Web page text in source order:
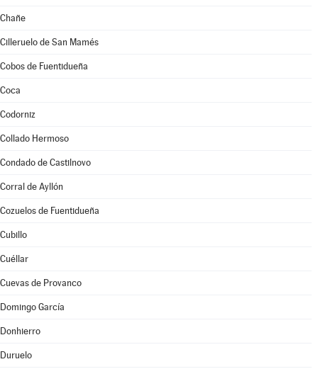
Chañe
Cilleruelo de San Mamés
Cobos de Fuentidueña
Coca
Codorniz
Collado Hermoso
Condado de Castilnovo
Corral de Ayllón
Cozuelos de Fuentidueña
Cubillo
Cuéllar
Cuevas de Provanco
Domingo García
Donhierro
Duruelo